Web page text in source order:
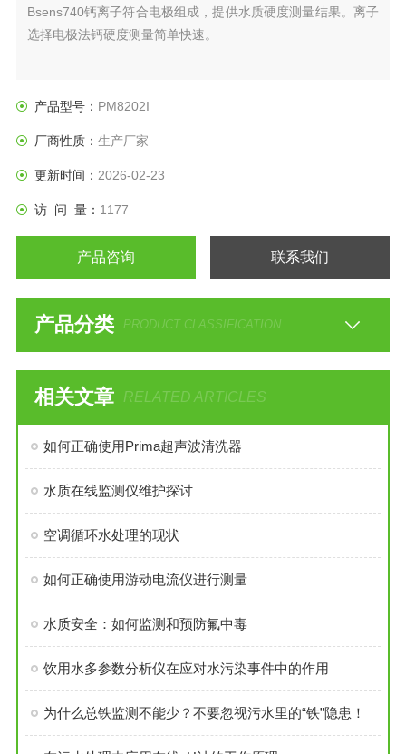
Bsens740钙离子符合电极组成，提供水质硬度测量结果。离子
选择电极法钙硬度测量简单快速。
产品型号： PM8202I
厂商性质： 生产厂家
更新时间： 2026-02-23
访 问 量： 1177
产品咨询 联系我们
产品分类 PRODUCT CLASSIFICATION
相关文章 RELATED ARTICLES
如何正确使用Prima超声波清洗器
水质在线监测仪维护探讨
空调循环水处理的现状
如何正确使用游动电流仪进行测量
水质安全：如何监测和预防氟中毒
饮用水多参数分析仪在应对水污染事件中的作用
为什么总铁监测不能少？不要忽视污水里的“铁”隐患！